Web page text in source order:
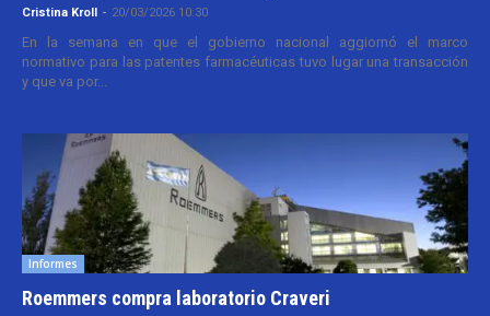
Cristina Kroll - 20/03/2026 10:30
En la semana en que el gobierno nacional aggiornó el marco
normativo para las patentes farmacéuticas tuvo lugar una transacción
y que va por...
Informes
Roemmers compra laboratorio Craveri